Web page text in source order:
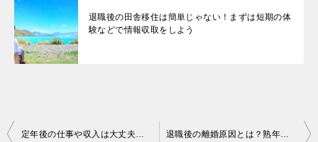
退職後の田舎移住は簡単じゃない！まずは短期の体
験などで情報収取をしよう
投
定年後の仕事や収入は大丈夫？退職前の準備や現状について解説します 退職後の離婚原因とは？熟年離婚はその後の生活が大変